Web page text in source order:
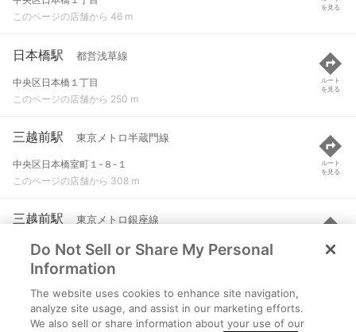
このページの店舗から 46 m
を見る
日本橋駅 都営浅草線
中央区日本橋１丁目
このページの店舗から 250 m
ルート
を見る
三越前駅 東京メトロ半蔵門線
中央区日本橋室町１-８-１
このページの店舗から 308 m
ルート
を見る
三越前駅 東京メトロ銀座線
中央区日本橋室町１-８-１
このページの店舗から 554 m
ルート
を見る
東京駅 JR東海道本線(東京～熱海) など
東京都千代田区丸の内一丁目
Do Not Sell or Share My Personal
Information
The website uses cookies to enhance site navigation,
analyze site usage, and assist in our marketing efforts.
We also sell or share information about your use of our